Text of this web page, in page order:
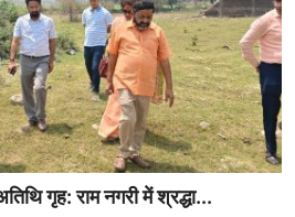
गृह: राम नगरी में श्रद्धा...